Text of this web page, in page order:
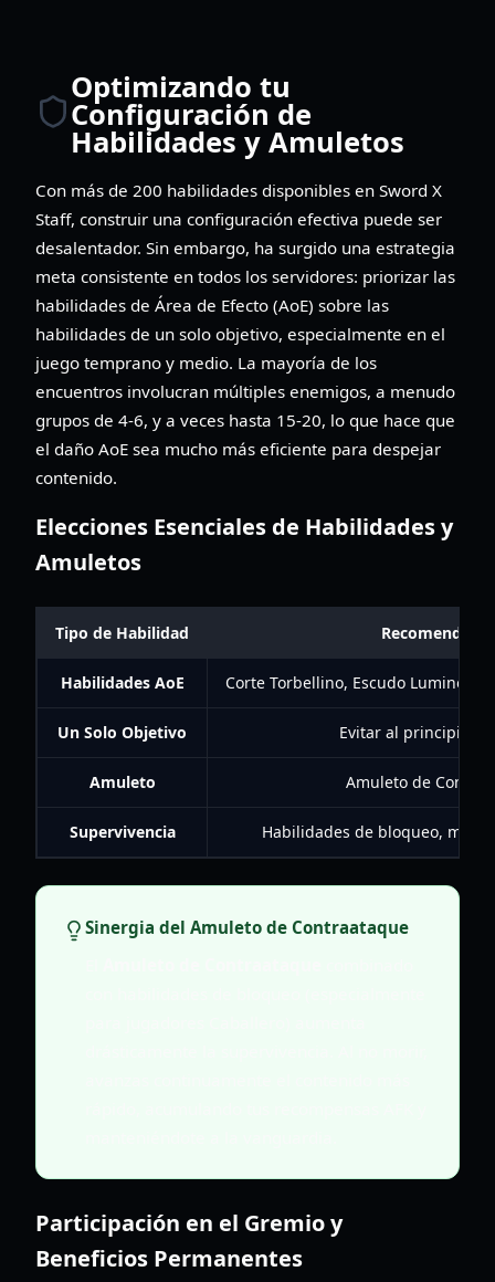
Optimizando tu
Configuración de
Habilidades y Amuletos
Con más de 200 habilidades disponibles en Sword X
Staff, construir una configuración efectiva puede ser
desalentador. Sin embargo, ha surgido una estrategia
meta consistente en todos los servidores: priorizar las
habilidades de Área de Efecto (AoE) sobre las
habilidades de un solo objetivo, especialmente en el
juego temprano y medio. La mayoría de los
encuentros involucran múltiples enemigos, a menudo
grupos de 4-6, y a veces hasta 15-20, lo que hace que
el daño AoE sea mucho más eficiente para despejar
contenido.
Elecciones Esenciales de Habilidades y
Amuletos
Tipo de Habilidad
Habilidades AoE Corte Torbellino, Escudo Luminoso,
Un Solo Objetivo Evitar al principio
Amuleto Amuleto de
Supervivencia Habilidades de bloqueo,
Sinergia del Amuleto de Contraataque
Participación en el Gremio y
Beneficios Permanentes